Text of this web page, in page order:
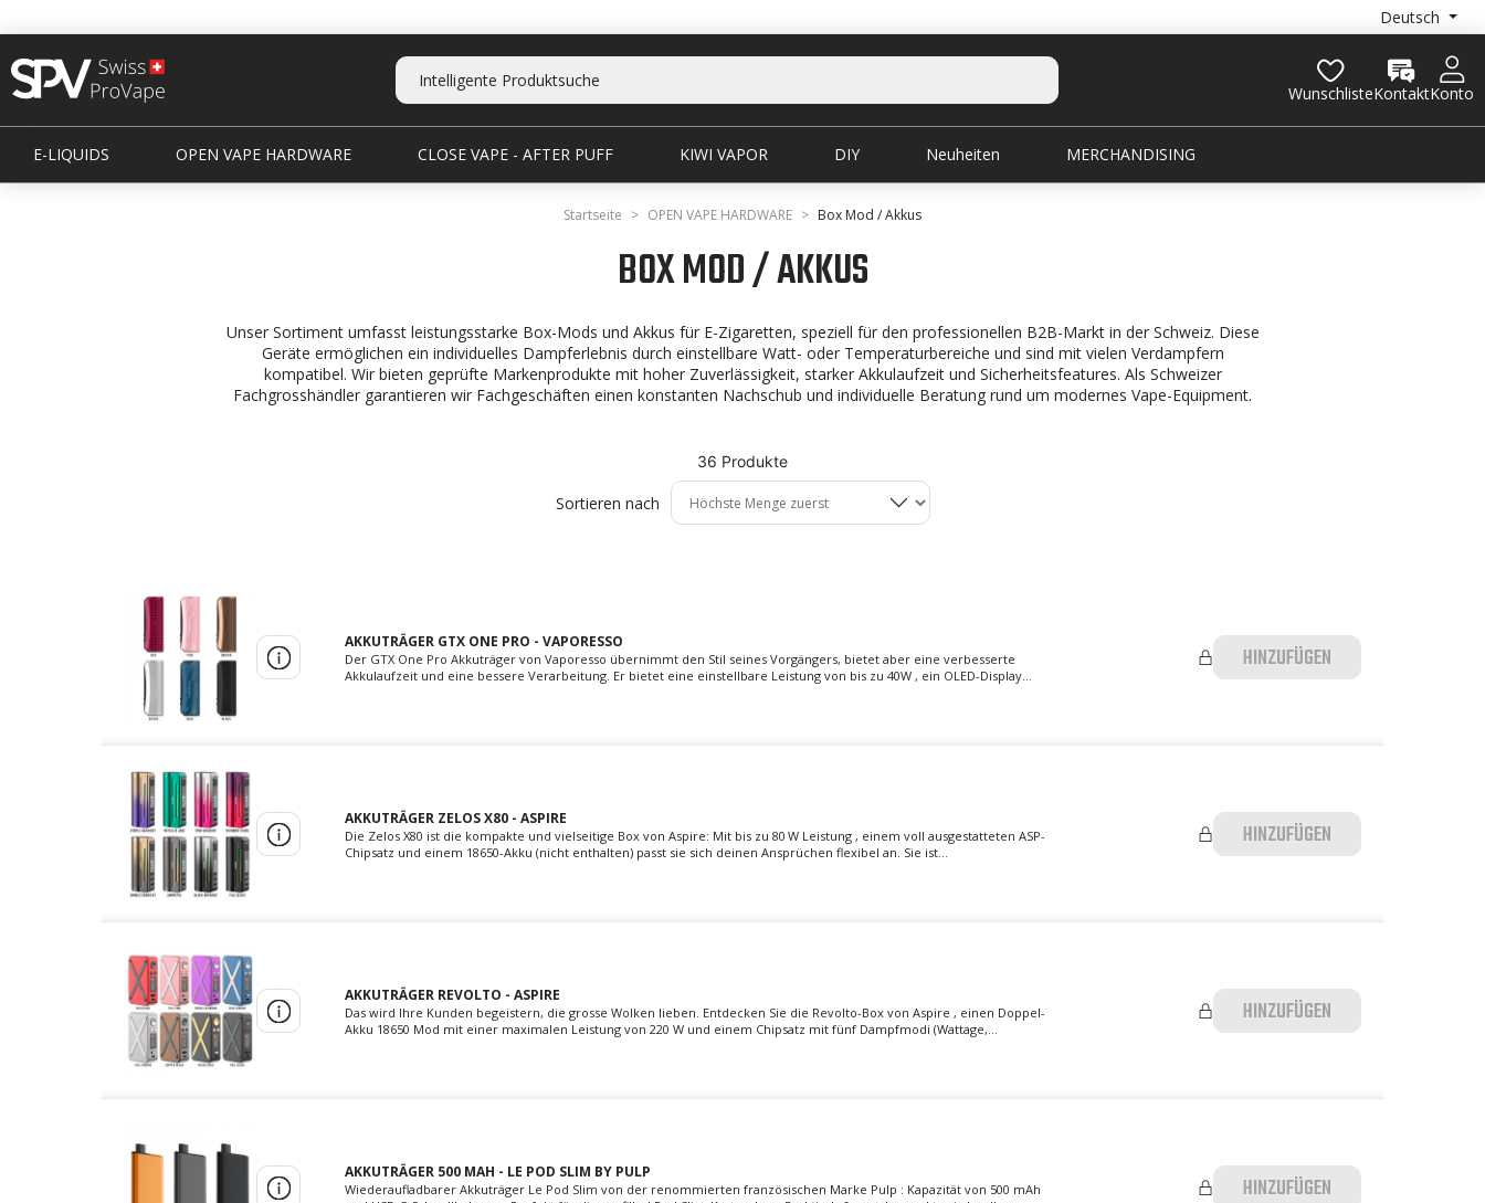
Deutsch
KontaktKonto
Wunschliste
E-LIQUIDS OPEN VAPE HARDWARE CLOSE VAPE - AFTER PUFF KIWI VAPOR DIY Neuheiten MERCHANDISING
Startseite OPEN VAPE HARDWARE Box Mod / Akkus
BOX MOD / AKKUS
Unser Sortiment umfasst leistungsstarke Box-Mods und Akkus für E-Zigaretten, speziell für den professionellen B2B-Markt in der Schweiz. Diese
Geräte ermöglichen ein individuelles Dampferlebnis durch einstellbare Watt- oder Temperaturbereiche und sind mit vielen Verdampfern
kompatibel. Wir bieten geprüfte Markenprodukte mit hoher Zuverlässigkeit, starker Akkulaufzeit und Sicherheitsfeatures. Als Schweizer
Fachgrosshändler garantieren wir Fachgeschäften einen konstanten Nachschub und individuelle Beratung rund um modernes Vape-Equipment.
36 Produkte
Sortieren nach
AKKUTRÄGER GTX ONE PRO - VAPORESSO
Der GTX One Pro Akkuträger von Vaporesso übernimmt den Stil seines Vorgängers, bietet aber eine verbesserte
Akkulaufzeit und eine bessere Verarbeitung. Er bietet eine einstellbare Leistung von bis zu 40W , ein OLED-Display...
HINZUFÜGEN
AKKUTRÄGER ZELOS X80 - ASPIRE
Die Zelos X80 ist die kompakte und vielseitige Box von Aspire: Mit bis zu 80 W Leistung , einem voll ausgestatteten ASP-
Chipsatz und einem 18650-Akku (nicht enthalten) passt sie sich deinen Ansprüchen flexibel an. Sie ist...
HINZUFÜGEN
AKKUTRÄGER REVOLTO - ASPIRE
Das wird Ihre Kunden begeistern, die grosse Wolken lieben. Entdecken Sie die Revolto-Box von Aspire , einen Doppel-
Akku 18650 Mod mit einer maximalen Leistung von 220 W und einem Chipsatz mit fünf Dampfmodi (Wattage,...
HINZUFÜGEN
AKKUTRÄGER 500 MAH - LE POD SLIM BY PULP
Wiederaufladbarer Akkuträger Le Pod Slim von der renommierten französischen Marke Pulp : Kapazität von 500 mAh
HINZUFÜGEN